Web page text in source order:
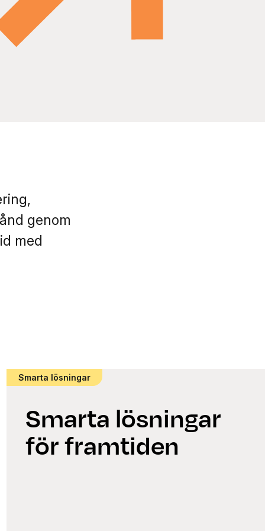
genom
med
Smarta lösningar
Smarta lösningar
för framtiden